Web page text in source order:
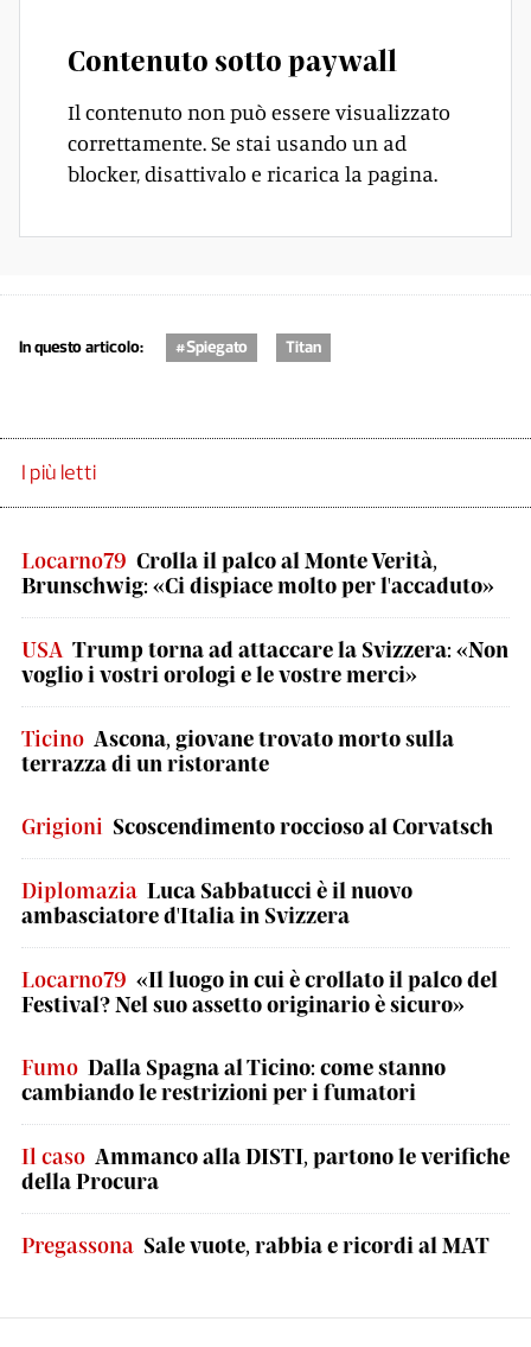
Contenuto sotto paywall
Il contenuto non può essere visualizzato
correttamente. Se stai usando un ad
blocker, disattivalo e ricarica la pagina.
In questo articolo: #Spiegato Titan
I più letti
Locarno79 Crolla il palco al Monte Verità,
Brunschwig: «Ci dispiace molto per l'accaduto»
USA Trump torna ad attaccare la Svizzera: «Non
voglio i vostri orologi e le vostre merci»
Ticino Ascona, giovane trovato morto sulla
terrazza di un ristorante
Grigioni Scoscendimento roccioso al Corvatsch
Diplomazia Luca Sabbatucci è il nuovo
ambasciatore d'Italia in Svizzera
Locarno79 «Il luogo in cui è crollato il palco del
Festival? Nel suo assetto originario è sicuro»
Fumo Dalla Spagna al Ticino: come stanno
cambiando le restrizioni per i fumatori
Il caso Ammanco alla DISTI, partono le verifiche
della Procura
Pregassona Sale vuote, rabbia e ricordi al MAT